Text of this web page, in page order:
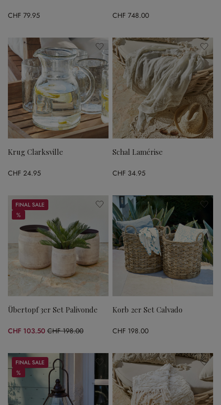
CHF 79.95 CHF 748.00
Krug Clarksville
CHF 24.95
Schal Lamérise
CHF 34.95
Sale
%
%
Übertopf 3er Set Palivonde
CHF 103.50 CHF 198.00
(47.73% gespart)
Korb 2er Set Calvado
CHF 198.00
Sale
%
%